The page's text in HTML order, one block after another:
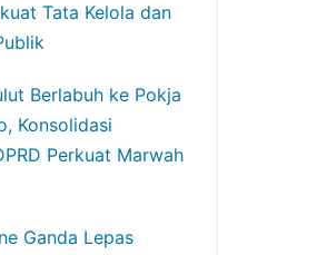
Tata Kelola dan
Berlabuh ke Pokja
Konsolidasi
Perkuat Marwah
Ganda Lepas